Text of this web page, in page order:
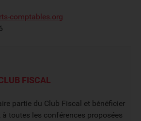
comptables.org
FISCAL
partie du Club Fiscal et bénéficier
toutes les conférences proposées